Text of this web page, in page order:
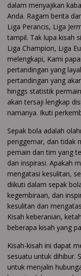
dalam menyajikan
Anda. Ragam berita
Liga Perancis, Liga
tampil. Tak lupa kisah
Liga Champion, Liga
melengkapi, Kami
pertandingan yang
pertandingan yang
hinggs statistik
akan tersaji lengkap
namanya. Ikuti
Sepak bola adalah
penggemar, dan tidak
pemain dan tim yang
dan inspirasi. Apakah
mengatasi kesulitan,
diikuti dalam sepak
kegembiraan, dan
kesulitan dan
Kisah keberanian,
beberapa kisah yang
Kisah-kisah ini dapat
sesuatu untuk dihibur.
untuk menjalin